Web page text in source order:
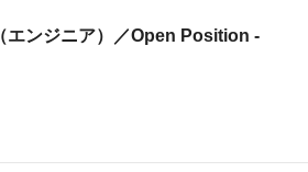
エンジニア）／Open Position -